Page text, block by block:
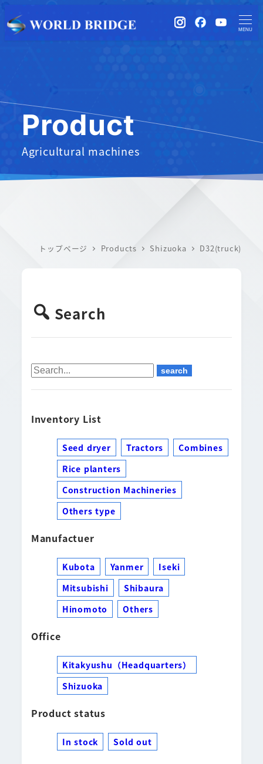
instagramFacebook
MENU
Product
Agricultural machines
トップページ Products Shizuoka D32(truck)
Search
Inventory List
Seed dryer Tractors
Combines
Rice planters
Construction Machineries
Others type
Manufactuer
Kubota Yanmer
Iseki
Mitsubishi
Shibaura
Hinomoto
Others
Office
Kitakyushu（Headquarters）
Shizuoka
Product status
In stock Sold out